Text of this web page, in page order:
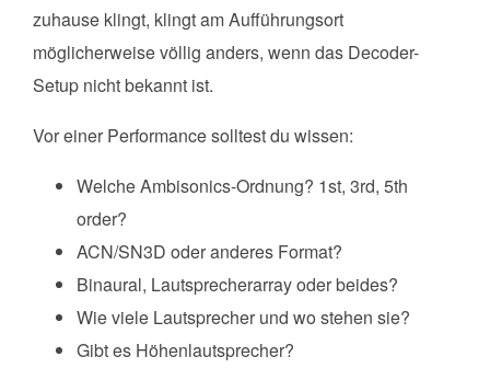
zuhause klingt, klingt am Aufführungsort
möglicherweise völlig anders, wenn das Decoder-
Setup nicht bekannt ist.
Vor einer Performance solltest du wissen:
Welche Ambisonics-Ordnung? 1st, 3rd, 5th
order?
ACN/SN3D oder anderes Format?
Binaural, Lautsprecherarray oder beides?
Wie viele Lautsprecher und wo stehen sie?
Gibt es Höhenlautsprecher?